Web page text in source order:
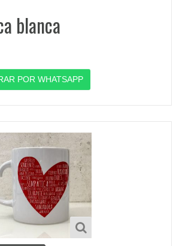
blanca
POR WHATSAPP